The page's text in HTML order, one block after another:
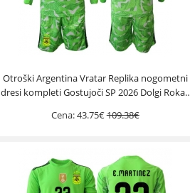
Otroški Argentina Vratar Replika nogometni
dresi kompleti Gostujoči SP 2026 Dolgi Rokav
Cena:43.75€109.38€